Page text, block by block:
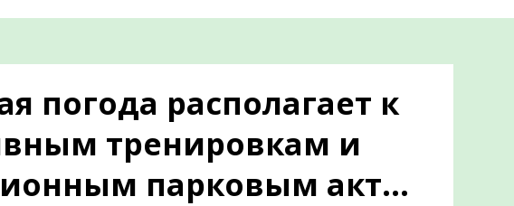
погода располагает к
тренировкам и
парковым акт...